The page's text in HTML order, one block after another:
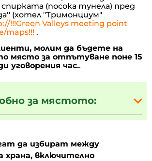
(посока тунела) пред
(хотел "Тримонциум"
!!!Green Valleys meeting point
maps!!! .
молим да бъдете на
място за отпътуване поне 15
уговорения час..
за мястото:
да избират между
храна, включително